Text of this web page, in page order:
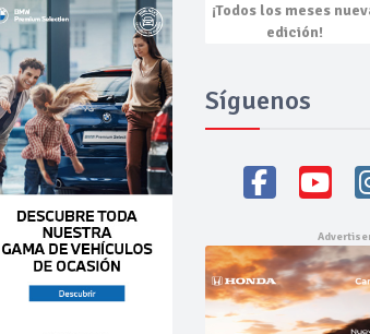
¡Todos los meses
edición!
Síguenos